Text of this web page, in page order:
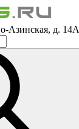
Азинская, д. 14А